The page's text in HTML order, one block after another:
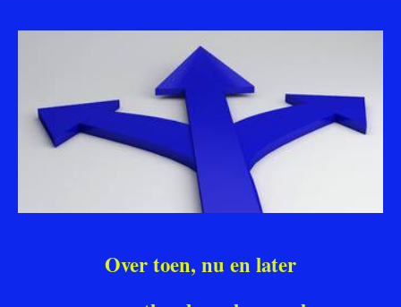
Over toen, nu en later